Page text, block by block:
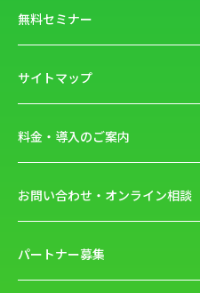
無料セミナー
サイトマップ
料金・導入のご案内
お問い合わせ・オンライン相談
パートナー募集